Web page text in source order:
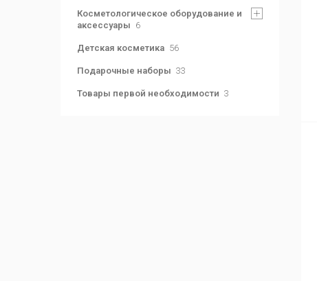
Косметологическое оборудование и
аксессуары 6
Детская косметика 56
Подарочные наборы 33
Товары первой необходимости 3